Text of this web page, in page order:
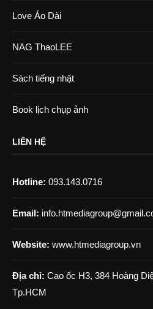
Love Áo Dài
NAG ThaoLEE
Sách tiếng nhật
Book lịch chụp ảnh
LIÊN HỆ
Hotline: 093.143.0716
Email:
Website: www.htmediagroup.vn
Địa chỉ: Cao ốc H3, 384 Hoàng
Tp.HCM